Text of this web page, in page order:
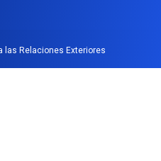
las Relaciones Exteriores